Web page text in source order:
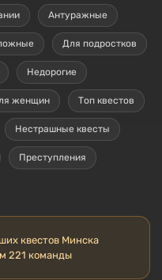
Антуражные
Для подростков
Недорогие
женщин Топ квестов
Нестрашные квесты
Преступления
квестов Минска
221 команды